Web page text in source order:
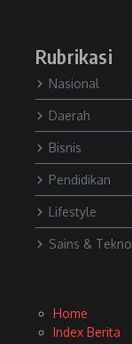
Rubrikasi
Nasional
Daerah
Bisnis
Pendidikan
Lifestyle
Sains & Tekno
Home
Index Berita